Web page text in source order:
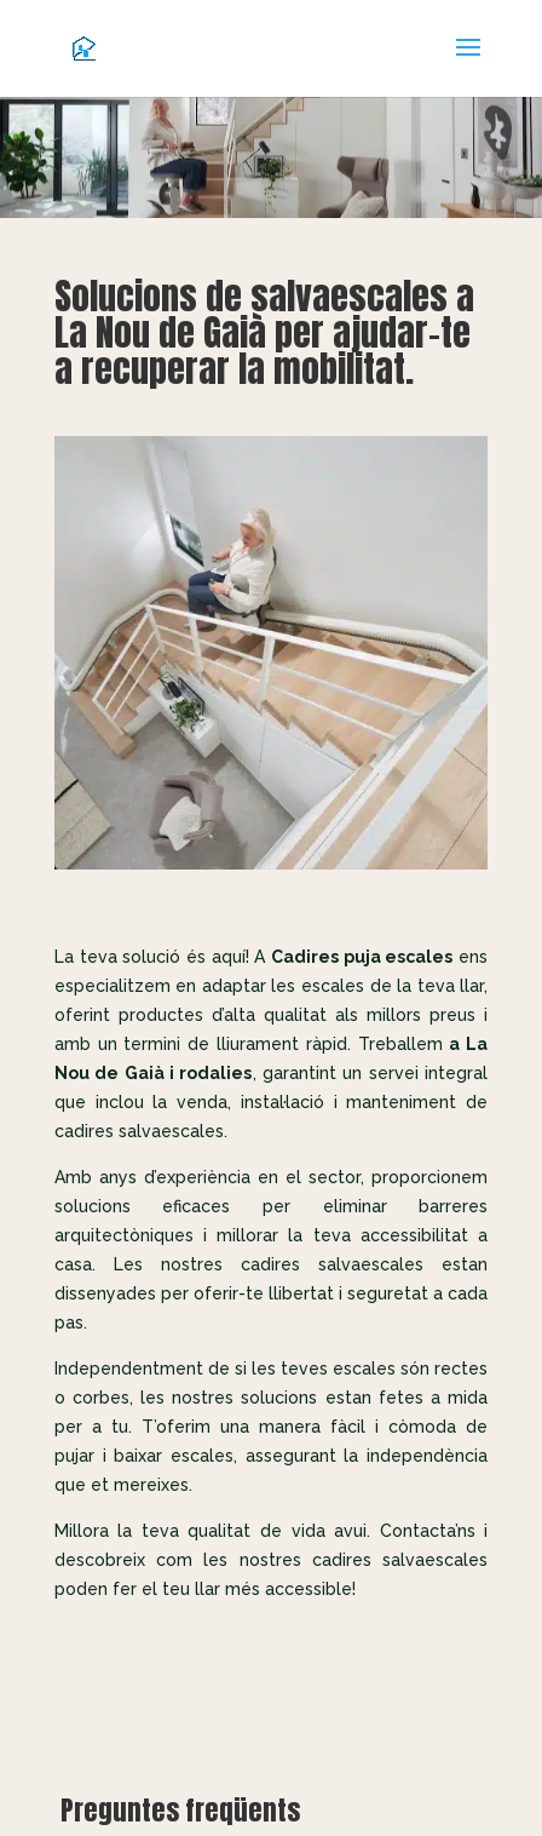
Solucions de salvaescales a
La Nou de Gaià per ajudar-te
a recuperar la mobilitat.
La teva solució és aquí! A Cadires puja escales ens
especialitzem en adaptar les escales de la teva llar,
oferint productes d’alta qualitat als millors preus i
amb un termini de lliurament ràpid. Treballem a La
Nou de Gaià i rodalies, garantint un servei integral
que inclou la venda, instal·lació i manteniment de
cadires salvaescales.
Amb anys d’experiència en el sector, proporcionem
solucions eficaces per eliminar barreres
arquitectòniques i millorar la teva accessibilitat a
casa. Les nostres cadires salvaescales estan
dissenyades per oferir-te llibertat i seguretat a cada
pas.
Independentment de si les teves escales són rectes
o corbes, les nostres solucions estan fetes a mida
per a tu. T’oferim una manera fàcil i còmoda de
pujar i baixar escales, assegurant la independència
que et mereixes.
Millora la teva qualitat de vida avui. Contacta’ns i
descobreix com les nostres cadires salvaescales
poden fer el teu llar més accessible!
Preguntes freqüents